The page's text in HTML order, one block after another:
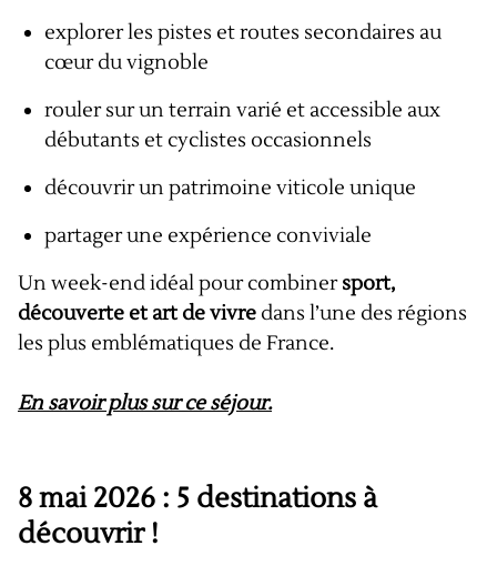
explorer les pistes et routes secondaires au
cœur du vignoble
rouler sur un terrain varié et accessible aux
débutants et cyclistes occasionnels
découvrir un patrimoine viticole unique
partager une expérience conviviale
Un week-end idéal pour combinersport,
découverte et art de vivre dans l’une des régions
les plus emblématiques de France.
En savoir plus sur ce séjour.
8 mai 2026 : 5 destinations à
découvrir !